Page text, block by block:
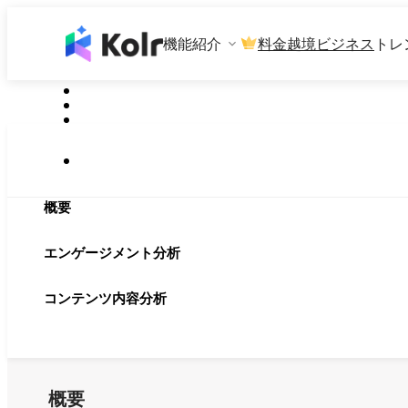
機能紹介 料金越境ビジネス ト
概要
エンゲージメント分析
コンテンツ内容分析
概要